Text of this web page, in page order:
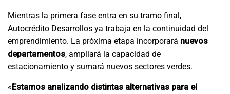
Mientras la primera fase entra en su tramo final,
Autocrédito Desarrollos ya trabaja en la continuidad del
emprendimiento. La próxima etapa incorporará nuevos
departamentos, ampliará la capacidad de
estacionamiento y sumará nuevos sectores verdes.
«Estamos analizando distintas alternativas para el